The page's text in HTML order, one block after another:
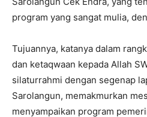
program yang sangat mulia,
Tujuannya, katanya dalam
dan ketaqwaan kepada Allah
silaturrahmi dengan segenap
Sarolangun, memakmurkan
menyampaikan program